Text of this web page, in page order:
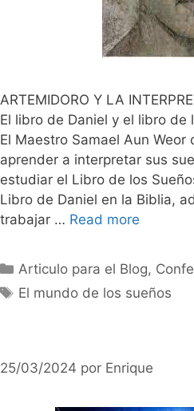
ARTEMIDORO Y LA
El libro de Daniel y el libro
El Maestro Samael Aun Weor
aprender a interpretar sus
estudiar el Libro de los
Libro de Daniel en la Biblia,
trabajar … Read more
Categorías
Articulo para el Blog,
Etiquetas
El mundo de los sueños
25/03/2024 por Enrique